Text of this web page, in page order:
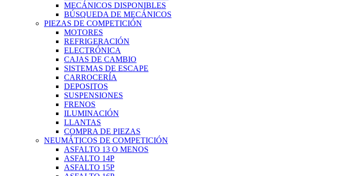
MECÁNICOS DISPONIBLES
BÚSQUEDA DE MECÁNICOS
PIEZAS DE COMPETICIÓN
MOTORES
REFRIGERACIÓN
ELECTRÓNICA
CAJAS DE CAMBIO
SISTEMAS DE ESCAPE
CARROCERÍA
DEPOSITOS
SUSPENSIONES
FRENOS
ILUMINACIÓN
LLANTAS
COMPRA DE PIEZAS
NEUMÁTICOS DE COMPETICIÓN
ASFALTO 13 O MENOS
ASFALTO 14P
ASFALTO 15P